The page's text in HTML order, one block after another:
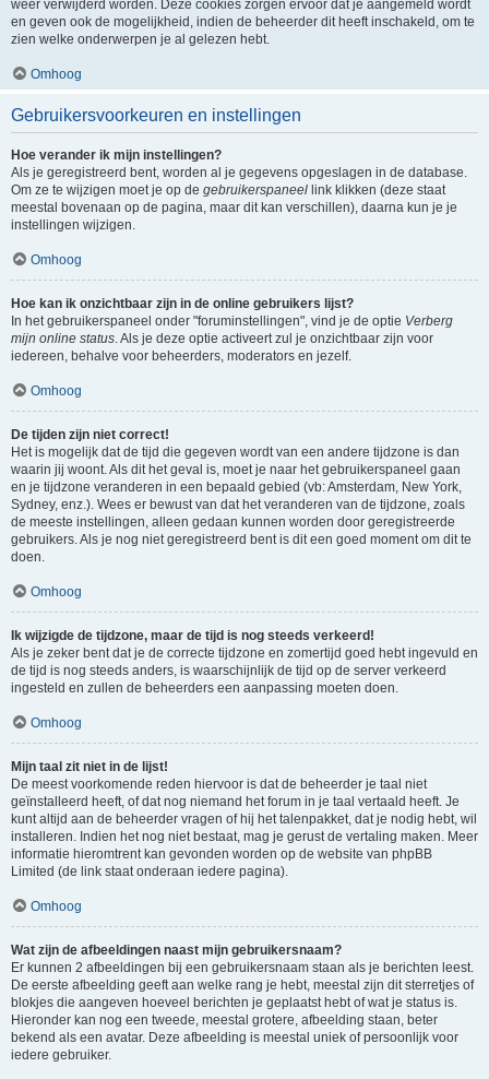
weer verwijderd worden. Deze cookies zorgen ervoor dat je aangemeld wordt
en geven ook de mogelijkheid, indien de beheerder dit heeft inschakeld, om te
zien welke onderwerpen je al gelezen hebt.
Omhoog
Gebruikersvoorkeuren en instellingen
Hoe verander ik mijn instellingen?
Als je geregistreerd bent, worden al je gegevens opgeslagen in de database.
Om ze te wijzigen moet je op de gebruikerspaneel link klikken (deze staat
meestal bovenaan op de pagina, maar dit kan verschillen), daarna kun je je
instellingen wijzigen.
Omhoog
Hoe kan ik onzichtbaar zijn in de online gebruikers lijst?
In het gebruikerspaneel onder "foruminstellingen", vind je de optie Verberg
mijn online status. Als je deze optie activeert zul je onzichtbaar zijn voor
iedereen, behalve voor beheerders, moderators en jezelf.
Omhoog
De tijden zijn niet correct!
Het is mogelijk dat de tijd die gegeven wordt van een andere tijdzone is dan
waarin jij woont. Als dit het geval is, moet je naar het gebruikerspaneel gaan
en je tijdzone veranderen in een bepaald gebied (vb: Amsterdam, New York,
Sydney, enz.). Wees er bewust van dat het veranderen van de tijdzone, zoals
de meeste instellingen, alleen gedaan kunnen worden door geregistreerde
gebruikers. Als je nog niet geregistreerd bent is dit een goed moment om dit te
doen.
Omhoog
Ik wijzigde de tijdzone, maar de tijd is nog steeds verkeerd!
Als je zeker bent dat je de correcte tijdzone en zomertijd goed hebt ingevuld en
de tijd is nog steeds anders, is waarschijnlijk de tijd op de server verkeerd
ingesteld en zullen de beheerders een aanpassing moeten doen.
Omhoog
Mijn taal zit niet in de lijst!
De meest voorkomende reden hiervoor is dat de beheerder je taal niet
geïnstalleerd heeft, of dat nog niemand het forum in je taal vertaald heeft. Je
kunt altijd aan de beheerder vragen of hij het talenpakket, dat je nodig hebt, wil
installeren. Indien het nog niet bestaat, mag je gerust de vertaling maken. Meer
informatie hieromtrent kan gevonden worden op de website van phpBB
Limited (de link staat onderaan iedere pagina).
Omhoog
Wat zijn de afbeeldingen naast mijn gebruikersnaam?
Er kunnen 2 afbeeldingen bij een gebruikersnaam staan als je berichten leest.
De eerste afbeelding geeft aan welke rang je hebt, meestal zijn dit sterretjes of
blokjes die aangeven hoeveel berichten je geplaatst hebt of wat je status is.
Hieronder kan nog een tweede, meestal grotere, afbeelding staan, beter
bekend als een avatar. Deze afbeelding is meestal uniek of persoonlijk voor
iedere gebruiker.